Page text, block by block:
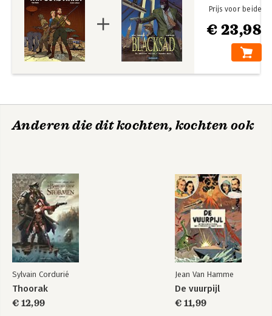
€ 23,98
Prijs voor beide
Anderen die dit kochten, kochten ook
Sylvain Cordurié
Thoorak
€ 12,99
Jean Van Hamme
De vuurpijl
€ 11,99